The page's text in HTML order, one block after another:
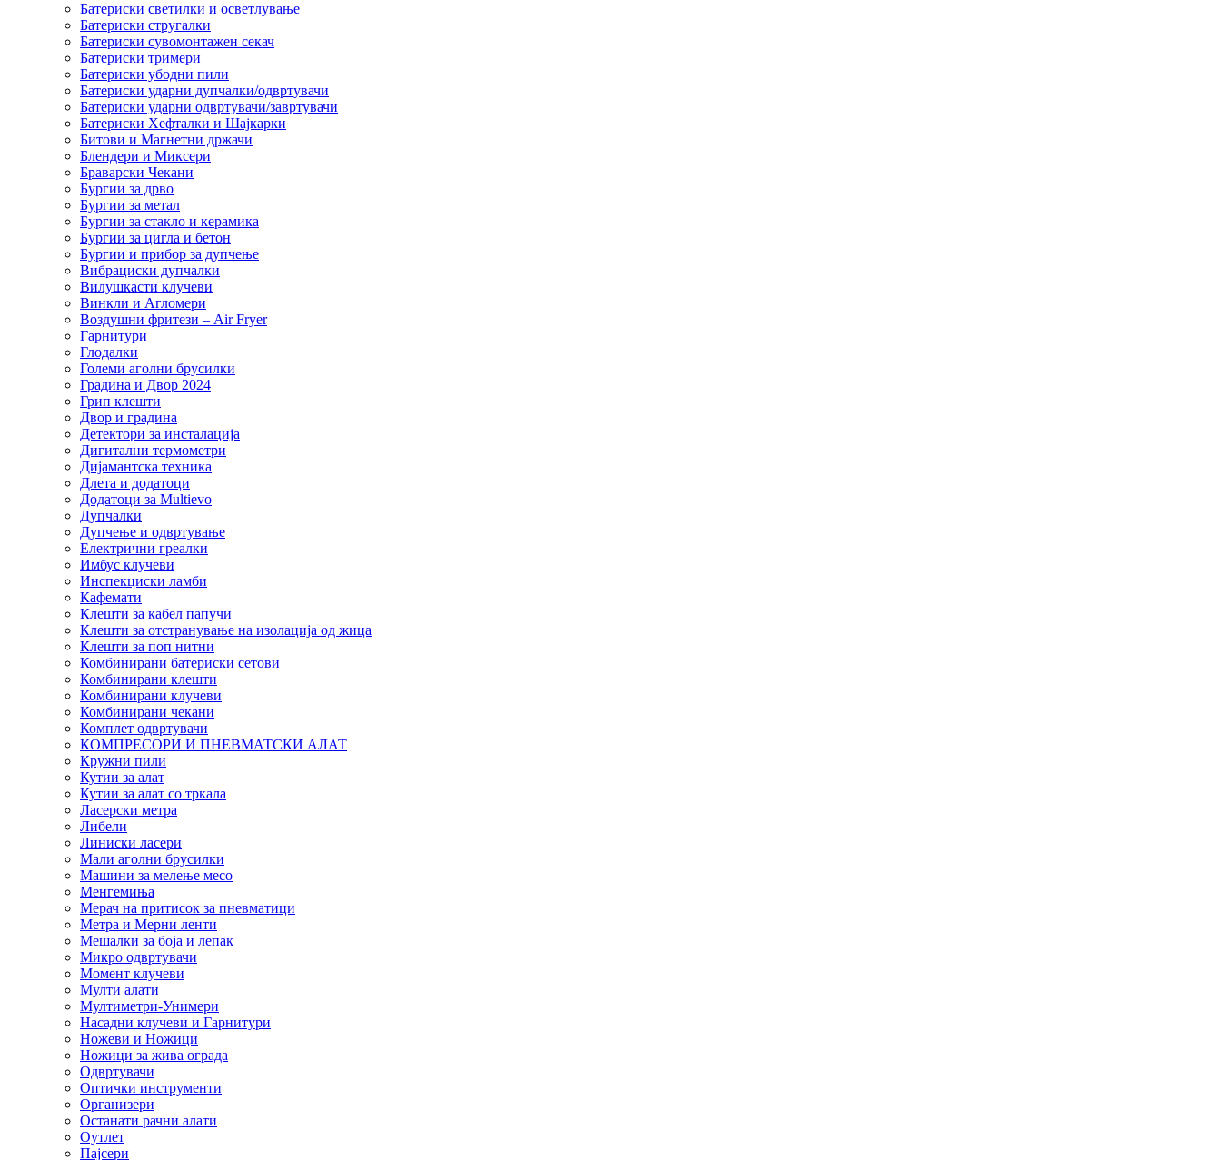
Батериски светилки и осветлување
Батериски стругалки
Батериски сувомонтажен секач
Батериски тримери
Батериски убодни пили
Батериски ударни дупчалки/одвртувачи
Батериски ударни одвртувачи/завртувачи
Батериски Хефталки и Шајкарки
Битови и Магнетни држачи
Блендери и Миксери
Браварски Чекани
Бургии за дрво
Бургии за метал
Бургии за стакло и керамика
Бургии за цигла и бетон
Бургии и прибор за дупчење
Вибрациски дупчалки
Вилушкасти клучеви
Винкли и Агломери
Воздушни фритези – Air Fryer
Гарнитури
Глодалки
Големи аголни брусилки
Градина и Двор 2024
Грип клешти
Двор и градина
Детектори за инсталација
Дигитални термометри
Дијамантска техника
Длета и додатоци
Додатоци за Multievo
Дупчалки
Дупчење и одвртување
Електрични греалки
Имбус клучеви
Инспекциски ламби
Кафемати
Клешти за кабел папучи
Клешти за отстранување на изолација од жица
Клешти за поп нитни
Комбинирани батериски сетови
Комбинирани клешти
Комбинирани клучеви
Комбинирани чекани
Комплет одвртувачи
КОМПРЕСОРИ И ПНЕВМАТСКИ АЛАТ
Кружни пили
Кутии за алат
Кутии за алат со тркала
Ласерски метра
Либели
Линиски ласери
Мали аголни брусилки
Машини за мелење месо
Менгемиња
Мерач на притисок за пневматици
Метра и Мерни ленти
Мешалки за боја и лепак
Микро одвртувачи
Момент клучеви
Мулти алати
Мултиметри-Унимери
Насадни клучеви и Гарнитури
Ножеви и Ножици
Ножици за жива ограда
Одвртувачи
Оптички инструменти
Организери
Останати рачни алати
Оутлет
Пајсери